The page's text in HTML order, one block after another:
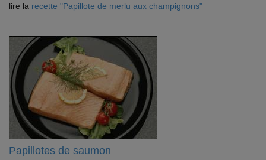
lire la recette "Papillote de merlu aux champignons"
Papillotes de saumon